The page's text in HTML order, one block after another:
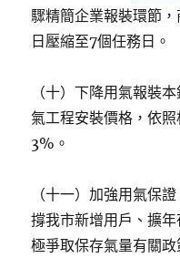
驟精簡企業報裝環節
日壓縮至7個任務日。
（十）下降用氣報裝
氣工程安裝價格，依
3%。
（十一）加強用氣保
撐我市新增用戶、擴
極爭取保存氣量有關政